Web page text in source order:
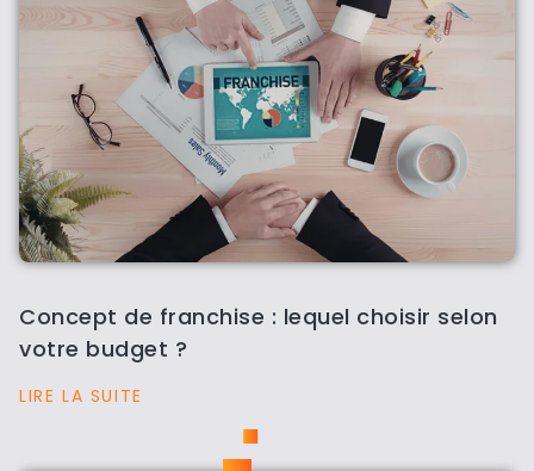
Concept de franchise : lequel choisir selon
votre budget ?
LIRE LA SUITE